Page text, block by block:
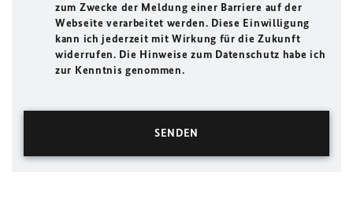
zum Zwecke der Meldung einer Barriere auf der
Webseite verarbeitet werden. Diese Einwilligung
kann ich jederzeit mit Wirkung für die Zukunft
widerrufen. Die Hinweise zum Datenschutz habe ich
zur Kenntnis genommen.